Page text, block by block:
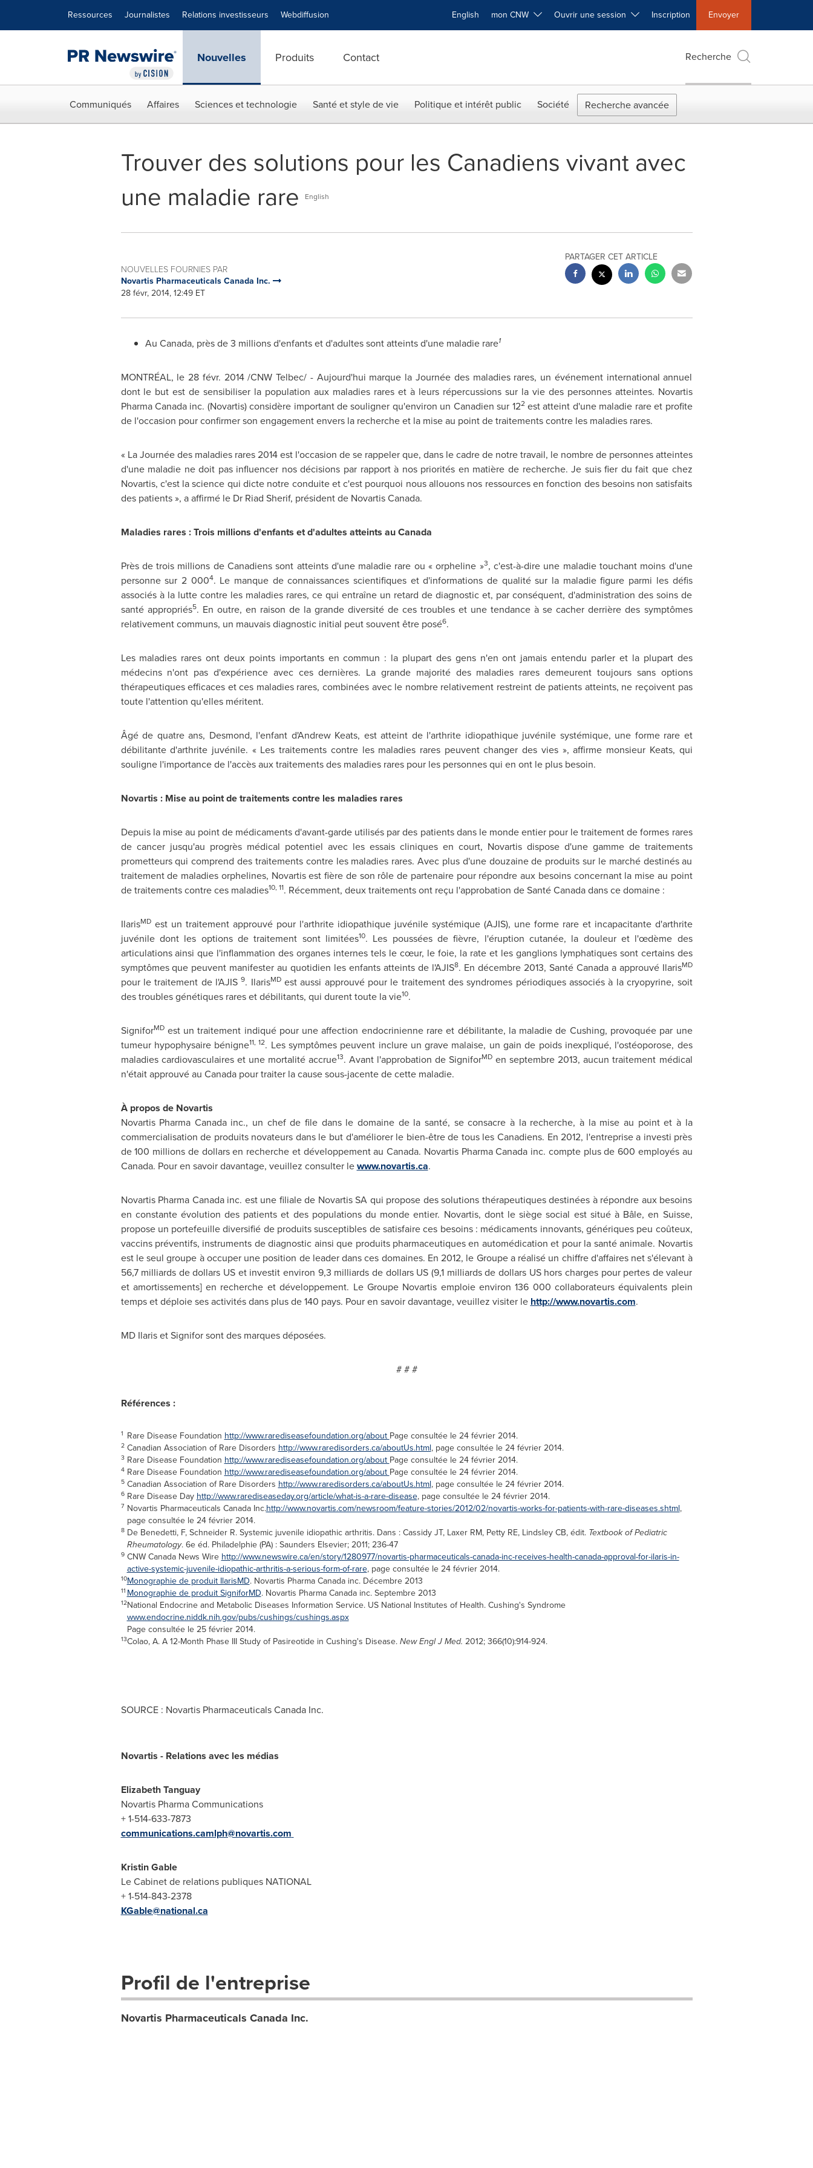
Ressources Journalistes Relations investisseurs Webdiffusion English mon CNW Ouvrir une session Inscription Envoyer
Nouvelles Produits Contact Recherche
Communiqués Affaires Sciences et technologie Santé et style de vie Politique et intérêt public Société Recherche avancée
Trouver des solutions pour les Canadiens vivant avec
une maladie rare
English
NOUVELLES FOURNIES PAR
Novartis Pharmaceuticals Canada Inc.
28 févr, 2014, 12:49 ET
PARTAGER CET ARTICLE
Au Canada, près de 3 millions d'enfants et d'adultes sont atteints d'une maladie rare1
MONTRÉAL, le 28 févr. 2014 /CNW Telbec/ - Aujourd'hui marque la Journée des maladies rares, un événement international annuel
dont le but est de sensibiliser la population aux maladies rares et à leurs répercussions sur la vie des personnes atteintes. Novartis
Pharma Canada inc. (Novartis) considère important de souligner qu'environ un Canadien sur 122est atteint d'une maladie rare et profite
de l'occasion pour confirmer son engagement envers la recherche et la mise au point de traitements contre les maladies rares.
« La Journée des maladies rares 2014 est l'occasion de se rappeler que, dans le cadre de notre travail, le nombre de personnes atteintes
d'une maladie ne doit pas influencer nos décisions par rapport à nos priorités en matière de recherche. Je suis fier du fait que chez
Novartis, c'est la science qui dicte notre conduite et c'est pourquoi nous allouons nos ressources en fonction des besoins non satisfaits
des patients », a affirmé le Dr Riad Sherif, président de Novartis Canada.
Maladies rares :Trois millions d'enfants et d'adultes atteints au Canada
Près de trois millions de Canadiens sont atteints d'une maladie rare ou « orpheline »3, c'est-à-dire une maladie touchant moins d'une
personne sur 2 0004. Le manque de connaissances scientifiques et d'informations de qualité sur la maladie figure parmi les défis
associés à la lutte contre les maladies rares, ce qui entraîne un retard de diagnostic et, par conséquent, d'administration des soins de
santé appropriés5. En outre, en raison de la grande diversité de ces troubles et une tendance à se cacher derrière des symptômes
relativement communs, un mauvais diagnostic initial peut souvent être posé6.
Les maladies rares ont deux points importants en commun : la plupart des gens n'en ont jamais entendu parler et la plupart des
médecins n'ont pas d'expérience avec ces dernières. La grande majorité des maladies rares demeurent toujours sans options
thérapeutiques efficaces et ces maladies rares, combinées avec le nombre relativement restreint de patients atteints, ne reçoivent pas
toute l'attention qu'elles méritent.
Âgé de quatre ans, Desmond, l'enfant d'Andrew Keats, est atteint de l'arthrite idiopathique juvénile systémique, une forme rare et
débilitante d'arthrite juvénile. « Les traitements contre les maladies rares peuvent changer des vies », affirme monsieur Keats, qui
souligne l'importance de l'accès aux traitements des maladies rares pour les personnes qui en ont le plus besoin.
Novartis : Mise au point de traitements contre les maladies rares
Depuis lamise au point de médicaments d'avant-garde utilisés par des patients dans le monde entier pour le traitement de formes rares
de cancer jusqu'au progrès médical potentiel avec les essais cliniques en court, Novartis dispose d'une gamme de traitements
prometteurs qui comprend des traitements contre les maladies rares. Avec plus d'une douzaine de produits sur le marché destinés au
traitement de maladies orphelines, Novartis est fière de son rôle de partenaire pour répondre aux besoins concernant la mise au point
de traitements contre ces maladies10, 11. Récemment, deux traitements ont reçu l'approbation de Santé Canada dans ce domaine :
IlarisMDest un traitement approuvé pour l'arthrite idiopathique juvénile systémique (AJIS), une forme rare et incapacitante d'arthrite
juvénile dont les options de traitement sont limitées10. Les poussées de fièvre, l'éruption cutanée, la douleur et l'œdème des
articulations ainsi que l'inflammation des organes internes tels le cœur, le foie, la rate et les ganglions lymphatiques sont certains des
symptômes que peuvent manifester au quotidien les enfants atteints de l'AJIS8. En décembre 2013, Santé Canada a approuvé IlarisMD
pour le traitement de l'AJIS9. IlarisMDest aussi approuvé pour le traitement des syndromes périodiques associés à la cryopyrine, soit
des troubles génétiques rares et débilitants, qui durent toute la vie10.
SigniforMDest un traitement indiqué pour une affection endocrinienne rare et débilitante, la maladie de Cushing, provoquée par une
tumeur hypophysaire bénigne11, 12. Les symptômes peuvent inclure un grave malaise, un gain de poids inexpliqué, l'ostéoporose, des
maladies cardiovasculaires et une mortalité accrue13. Avant l'approbation de SigniforMD en septembre 2013, aucun traitement médical
n'était approuvé au Canada pour traiter la cause sous-jacente de cette maladie.
À propos de Novartis
Novartis Pharma Canada inc., un chef de file dans le domaine de la santé, se consacre à la recherche, à la mise au point et à la
commercialisation de produits novateurs dans le but d'améliorer le bien-être de tous les Canadiens. En 2012, l'entreprise a investi près
de 100 millions de dollars en recherche et développement au Canada. Novartis Pharma Canada inc. compte plus de 600 employés au
Canada. Pour en savoir davantage, veuillez consulter lewww.novartis.ca.
Novartis Pharma Canada inc. est une filiale de Novartis SA qui propose des solutions thérapeutiques destinées à répondre aux besoins
en constante évolution des patients et des populations du monde entier. Novartis, dont le siège social est situé à Bâle, en Suisse,
propose un portefeuille diversifié de produits susceptibles de satisfaire ces besoins : médicaments innovants, génériques peu coûteux,
vaccins préventifs, instruments de diagnostic ainsi que produits pharmaceutiques en automédication et pour la santé animale. Novartis
est le seul groupe à occuper une position de leader dans ces domaines. En 2012, le Groupe a réalisé un chiffre d'affaires net s'élevant à
56,7 milliards de dollars US et investit environ 9,3 milliards de dollars US (9,1 milliards de dollars US hors charges pour pertes de valeur
et amortissements] en recherche et développement. Le Groupe Novartis emploie environ 136 000 collaborateurs équivalents plein
temps et déploie ses activités dans plus de 140 pays. Pour en savoir davantage, veuillez visiter le http://www.novartis.com.
MD Ilaris et Signifor sont des marques déposées.
# # #
Références :
1 Rare Disease Foundation http://www.rarediseasefoundation.org/about Page consultée le 24 février 2014.
2 Canadian Association of Rare Disorders http://www.raredisorders.ca/aboutUs.html, page consultée le 24 février 2014.
3 Rare Disease Foundation http://www.rarediseasefoundation.org/about Page consultée le 24 février 2014.
4 Rare Disease Foundation http://www.rarediseasefoundation.org/about Page consultée le 24 février 2014.
5 Canadian Association of Rare Disorders http://www.raredisorders.ca/aboutUs.html, page consultée le 24 février 2014.
6 Rare Disease Day http://www.rarediseaseday.org/article/what-is-a-rare-disease, page consultée le 24 février 2014.
7 Novartis Pharmaceuticals Canada Inc.http://www.novartis.com/newsroom/feature-stories/2012/02/novartis-works-for-patients-with-rare-diseases.shtml,
page consultée le 24 février 2014.
8 De Benedetti, F, Schneider R. Systemic juvenile idiopathic arthritis. Dans : Cassidy JT, Laxer RM, Petty RE, Lindsley CB, édit. Textbook of Pediatric
Rheumatology. 6e éd. Philadelphie (PA) : Saunders Elsevier; 2011; 236-47
9 CNW Canada News Wire http://www.newswire.ca/en/story/1280977/novartis-pharmaceuticals-canada-inc-receives-health-canada-approval-for-ilaris-in-
active-systemic-juvenile-idiopathic-arthritis-a-serious-form-of-rare, page consultée le 24 février 2014.
10Monographie de produit IlarisMD. Novartis Pharma Canada inc. Décembre 2013
11 Monographie de produit SigniforMD. Novartis Pharma Canada inc. Septembre 2013
12National Endocrine and Metabolic Diseases Information Service. US National Institutes of Health. Cushing's Syndrome
www.endocrine.niddk.nih.gov/pubs/cushings/cushings.aspx
Page consultée le 25 février 2014.
13Colao, A. A 12-Month Phase III Study of Pasireotide in Cushing's Disease.New Engl J Med. 2012; 366(10):914-924.
SOURCE : Novartis Pharmaceuticals Canada Inc.
Novartis - Relations avec les médias
Elizabeth Tanguay
Novartis Pharma Communications
+ 1-514-633-7873
communications.camlph@novartis.com
Kristin Gable
Le Cabinet de relations publiques NATIONAL
+ 1-514-843-2378
KGable@national.ca
Profil de l'entreprise
Novartis Pharmaceuticals Canada Inc.